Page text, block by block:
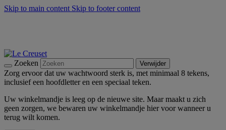
Skip to main content Skip to footer content
Zoeken Verwijder
Zorg ervoor dat uw wachtwoord sterk is, met minimaal 8 tekens,
inclusief een hoofdletter en een speciaal teken.
Uw winkelmandje is leeg op de nieuwe site. Maar maakt u zich
geen zorgen, we bewaren uw winkelmandje hier voor wanneer u
terug wilt komen.